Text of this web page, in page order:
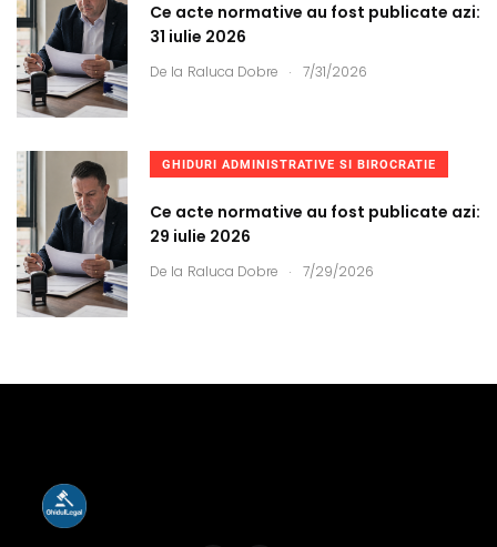
Ce acte normative au fost publicate azi:
31 iulie 2026
De la Raluca Dobre . 7/31/2026
GHIDURI ADMINISTRATIVE SI BIROCRATIE
Ce acte normative au fost publicate azi:
29 iulie 2026
De la Raluca Dobre . 7/29/2026